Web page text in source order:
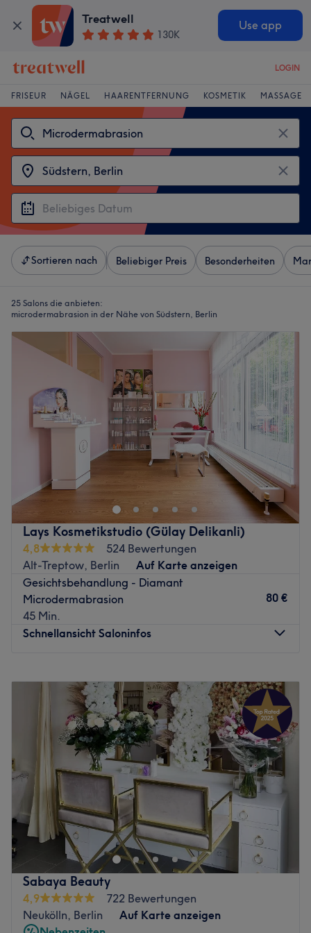
Treatwell
130K
Use app
LOGIN
FRISEUR NÄGEL HAARENTFERNUNG KOSMETIK MASSAGE
Sortieren nach Beliebiger Preis Besonderheiten
25 Salons die anbieten:
microdermabrasion in der Nähe von Südstern, Berlin
Lays Kosmetikstudio (Gülay Delikanli)
4,8
524 Bewertungen
Alt-Treptow, Berlin
Auf Karte anzeigen
Gesichtsbehandlung - Diamant
Microdermabrasion
45 Min.
80 €
Schnellansicht Saloninfos
Dienstag
10:00–19:00
Mittwoch
10:00–20:00
Donnerstag
10:00–20:00
Freitag
10:00–20:00
Samstag
10:00–18:00
Sonntag
Geschlossen
Ladies aufgepasst! Im Lays Kosmetikstudio könnt ihr euch
euren Traum von makelloser Haut, wunderschönen Lashes
und gepflegten Händen und Füßen erfüllen. Der hell
eingerichtete Salon am ruhigen Schmollerplatz in Berlin
ist ein echter Geheimtipp. Lass dich mit hochwertigen
Beautybehandlungen zum Strahlen bringen und buche dir
dafür deinen Wunschtermin jetzt mit Treatwell – online
oder per App!
Sabaya Beauty
4,9
722 Bewertungen
Neukölln, Berlin
Auf Karte anzeigen